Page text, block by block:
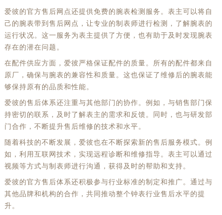
爱彼的官方售后网点还提供免费的腕表检测服务。表主可以将自
己的腕表带到售后网点，让专业的制表师进行检测，了解腕表的
运行状况。这一服务为表主提供了方便，也有助于及时发现腕表
存在的潜在问题。
在配件供应方面，爱彼严格保证配件的质量。所有的配件都来自
原厂，确保与腕表的兼容性和质量。这也保证了维修后的腕表能
够保持原有的品质和性能。
爱彼的售后体系还注重与其他部门的协作。例如，与销售部门保
持密切的联系，及时了解表主的需求和反馈。同时，也与研发部
门合作，不断提升售后维修的技术和水平。
随着科技的不断发展，爱彼也在不断探索新的售后服务模式。例
如，利用互联网技术，实现远程诊断和维修指导。表主可以通过
视频等方式与制表师进行沟通，获得及时的帮助和支持。
爱彼的官方售后体系还积极参与行业标准的制定和推广。通过与
其他品牌和机构的合作，共同推动整个钟表行业售后水平的提
升。